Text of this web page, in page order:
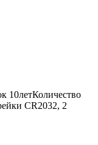
10летКоличество
CR2032, 2